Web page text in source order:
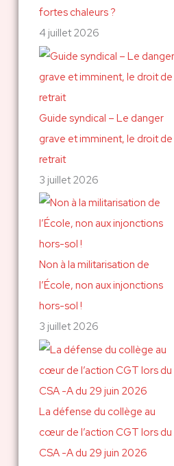
fortes chaleurs ?
4 juillet 2026
Guide syndical – Le danger
grave et imminent, le droit de
retrait
3 juillet 2026
Non à la militarisation de
l’École, non aux injonctions
hors-sol !
3 juillet 2026
La défense du collège au
cœur de l’action CGT lors du
CSA -A du 29 juin 2026